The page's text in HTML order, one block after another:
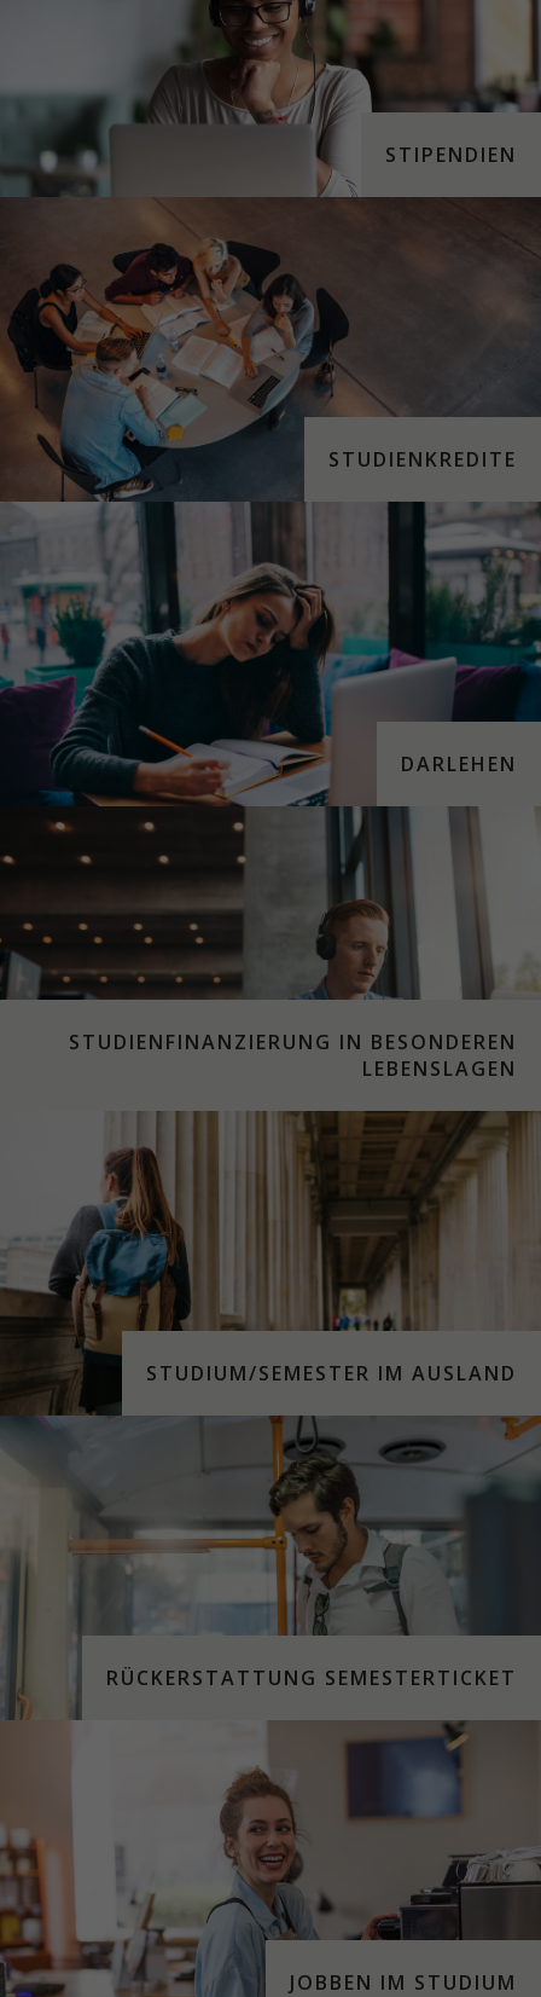
STIPENDIEN
STUDIENKREDITE
DARLEHEN
STUDIENFINANZIERUNG IN BESONDEREN
LEBENSLAGEN
STUDIUM/SEMESTER IM AUSLAND
RÜCKERSTATTUNG SEMESTERTICKET
JOBBEN IM STUDIUM